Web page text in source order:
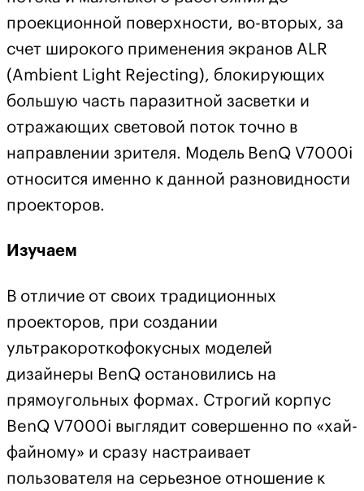
проекционной поверхности, во-вторых, за
счет широкого применения экранов ALR
(Ambient Light Rejecting), блокирующих
большую часть паразитной засветки и
отражающих световой поток точно в
направлении зрителя. Модель BenQ V7000i
относится именно к данной разновидности
проекторов.
Изучаем
В отличие от своих традиционных
проекторов, при создании
ультракороткофокусных моделей
дизайнеры BenQ остановились на
прямоугольных формах. Строгий корпус
BenQ V7000i выглядит совершенно по «хай-
файному» и сразу настраивает
пользователя на серьезное отношение к